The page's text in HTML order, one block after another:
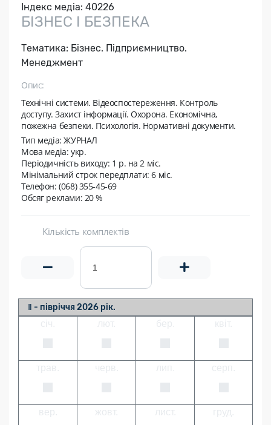
Індекс медіа: 40226
БІЗНЕС І БЕЗПЕКА
Тематика: Бізнес. Підприємництво.
Менеджмент
Опис:
Технічні системи. Відеоспостереження. Контроль
доступу. Захист інформації. Охорона. Економічна,
пожежна безпеки. Психологія. Нормативні документи.
Тип медіа: ЖУРНАЛ
Мова медіа: укр.
Періодичність виходу: 1 p. на 2 мiс.
Мінімальний строк передплати:6 міс.
Телефон: (068) 355-45-69
Обсяг реклами: 20 %
Кількість комплектів
Ⅱ - півріччя 2026 рік.